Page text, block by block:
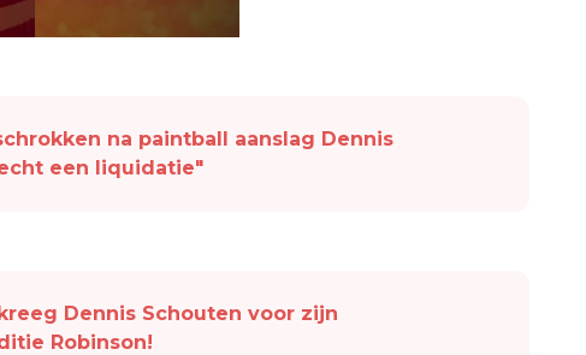
na paintball aanslag Dennis
een liquidatie"
Dennis Schouten voor zijn
Robinson!